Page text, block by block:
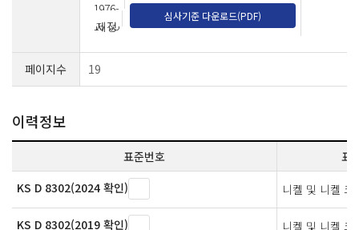
1976-
10-05
제정
심사기준 다운로드(PDF)
페이지수 19
이력정보
표준번호
표
KS D 8302(2024 확인)
니켈 및 니켈 크
KS D 8302(2019 확인) 니켈 및 니켈 크